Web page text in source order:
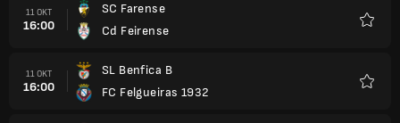
11 OKT
16:00
SC Farense
Cd Feirense
11 OKT
16:00
SL Benfica B
FC Felgueiras 1932